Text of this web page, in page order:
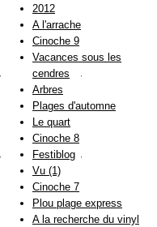
2012
A l'arrache
Cinoche 9
Vacances sous les
cendres
Arbres
Plages d'automne
Le quart
Cinoche 8
Festiblog
Vu (1)
Cinoche 7
Plou plage express
A la recherche du vinyl